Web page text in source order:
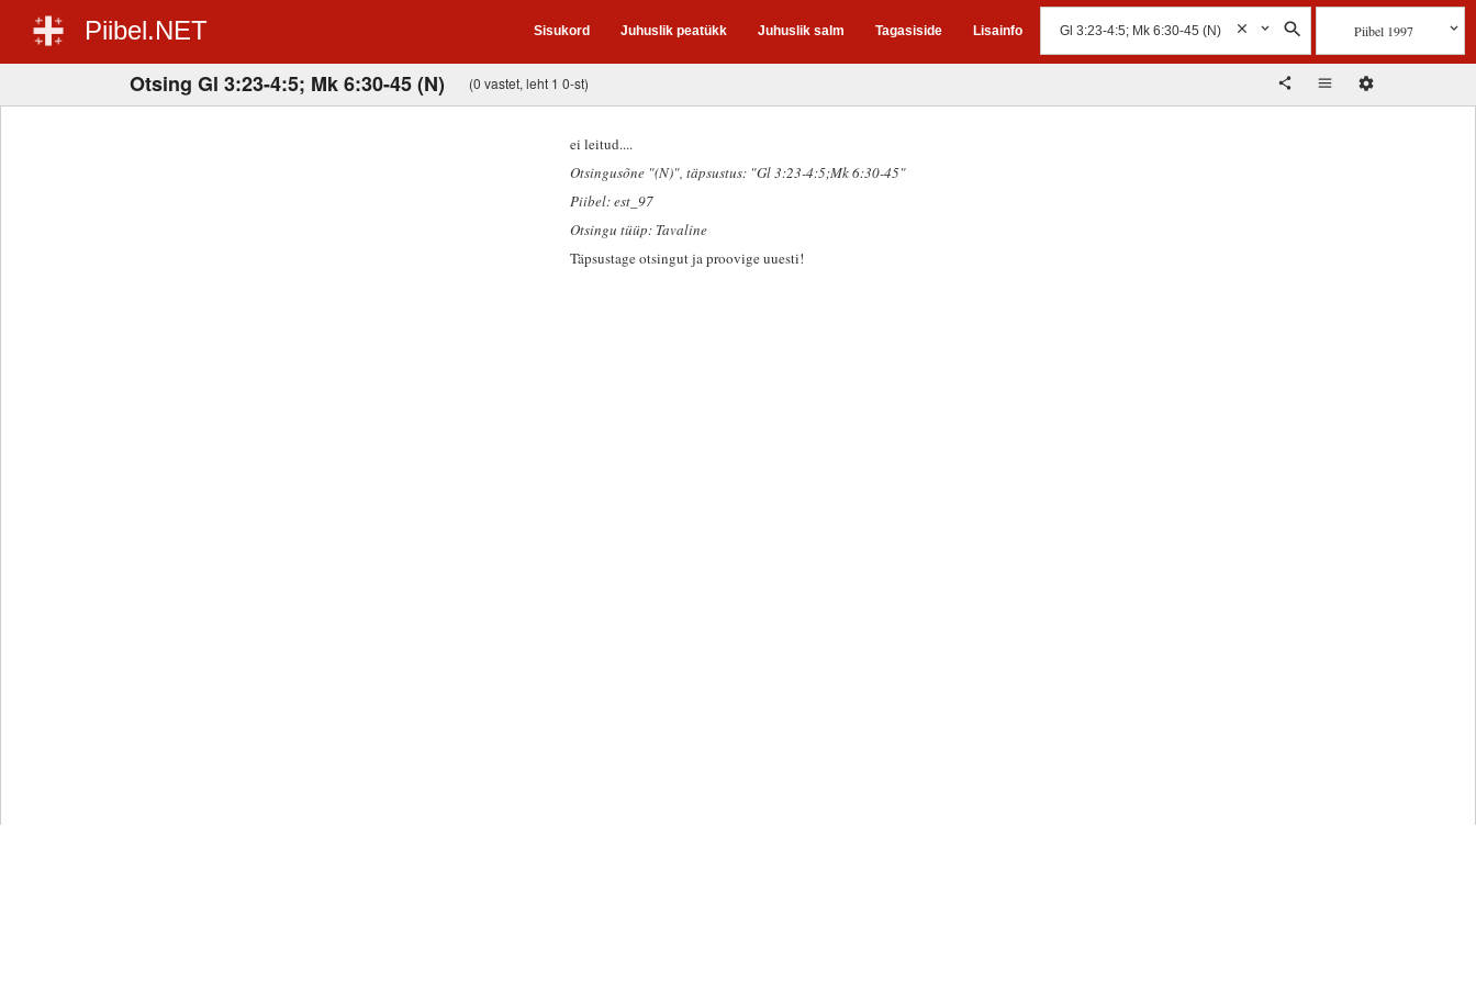
Piibel.NET Sisukord Juhuslik peatükk Juhuslik salm Tagasiside Lisainfo Piibel 1997
Otsing Gl 3:23-4:5; Mk 6:30-45 (N) (0 vastet, leht 1 0-st)
ei leitud....
Otsingusõne "(N)", täpsustus: "Gl 3:23-4:5;Mk 6:30-45"
Piibel: est_97
Otsingu tüüp: Tavaline
Täpsustage otsingut ja proovige uuesti!